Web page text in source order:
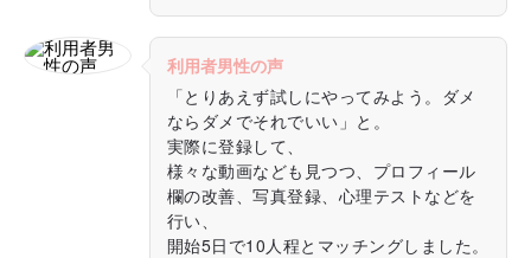
利用者男性の声
「とりあえず試しにやってみよう。ダメ
ならダメでそれでいい」と。
実際に登録して、
様々な動画なども見つつ、プロフィール
欄の改善、写真登録、心理テストなどを
行い、
開始5日で10人程とマッチングしました。